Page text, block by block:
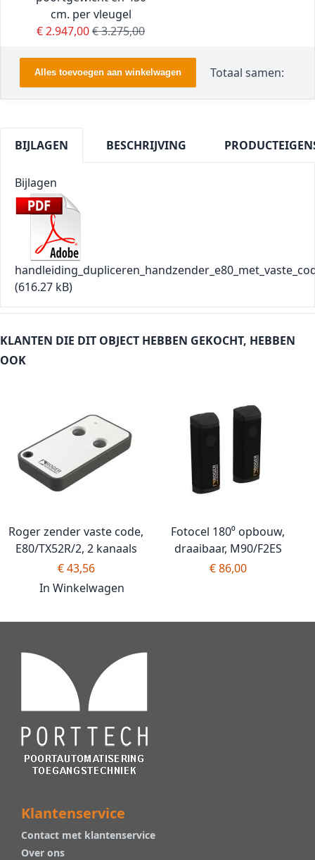
cm. per vleugel
Special Price
€ 2.947,00Regular Price
€ 3.275,00
Alles toevoegen aan winkelwagen Totaal samen:
BIJLAGEN BESCHRIJVING
Bijlagen
(616.27 kB)
KLANTEN DIE DIT OBJECT HEBBEN GEKOCHT, HEBBEN
OOK
Roger zender vaste code,
E80/TX52R/2, 2 kanaals
€ 43,56
In Winkelwagen
Fotocel 180⁰ opbouw,
draaibaar, M90/F2ES
€ 86,00
Klantenservice
Contact met klantenservice
Over ons